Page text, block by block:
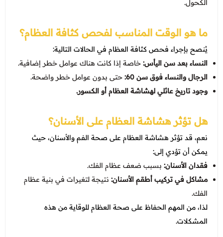
الكحول.​
ما هو الوقت المناسب لفحص كثافة العظام؟
يُنصح بإجراء فحص كثافة العظام في الحالات التالية:
النساء بعد سن اليأس:خاصة إذا كانت هناك عوامل خطر إضافية.
الرجال والنساء فوق سن 60:
حتى بدون عوامل خطر واضحة.
وجود تاريخ عائلي لهشاشة العظام أو الكسور.
هل تؤثر هشاشة العظام على الأسنان؟
نعم، قد تؤثر هشاشة العظام على صحة الفم والأسنان، حيث
يمكن أن تؤدي إلى:
فقدان الأسنان:بسبب ضعف عظام الفك.​
مشاكل في تركيب أطقم الأسنان:نتيجة لتغيرات في بنية عظام
الفك.​
لذا، من المهم الحفاظ على صحة العظام للوقاية من هذه
المشكلات.